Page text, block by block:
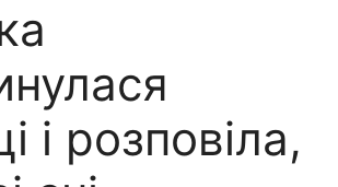
і розповіла,